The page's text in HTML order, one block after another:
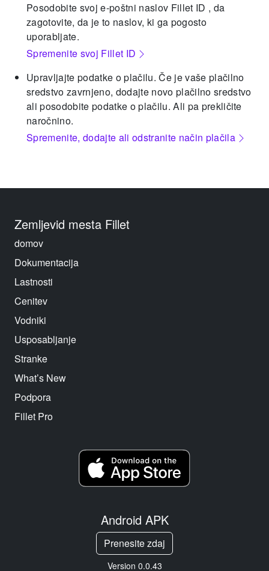
Posodobite svoj e-poštni naslov Fillet ID , da
zagotovite, da je to naslov, ki ga pogosto
uporabljate.
Spremenite svoj Fillet ID
Upravljajte podatke o plačilu. Če je vaše plačilno
sredstvo zavrnjeno, dodajte novo plačilno sredstvo
ali posodobite podatke o plačilu. Ali pa prekličite
naročnino.
Spremenite, dodajte ali odstranite način plačila
Zemljevid mesta Fillet
domov
Dokumentacija
Lastnosti
Cenitev
Vodniki
Usposabljanje
Stranke
What’s New
Podpora
Fillet Pro
Android APK
Prenesite zdaj
Version 0.0.43